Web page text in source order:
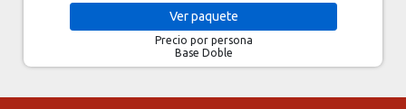
Verpaquete
Precio por persona
Base Doble